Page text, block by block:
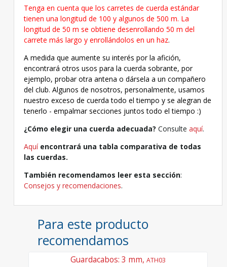
Tenga en cuenta que los carretes de cuerda estándar
tienen una longitud de 100 y algunos de 500 m. La
longitud de 50 m se obtiene desenrollando 50 m del
carrete más largo y enrollándolos en un haz.
A medida que aumente su interés por la afición,
encontrará otros usos para la cuerda sobrante, por
ejemplo, probar otra antena o dársela a un compañero
del club. Algunos de nosotros, personalmente, usamos
nuestro exceso de cuerda todo el tiempo y se alegran de
tenerlo - empalmar secciones juntos todo el tiempo :)
¿Cómo elegir una cuerda adecuada? Consulte aquí.
Aquí encontrará una tabla comparativa de todas
las cuerdas.
También recomendamos leer esta sección:
Consejos y recomendaciones.
Para este producto
recomendamos
Guardacabos: 3 mm,ATH03